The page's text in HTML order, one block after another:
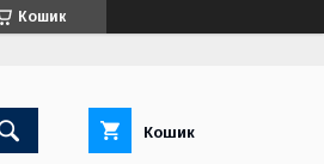
Кошик
Кошик